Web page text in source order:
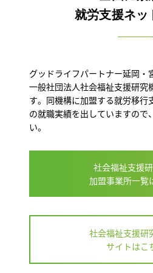
就労支援ネッ
グッドライフパートナー延岡・
一般社団法人社会福祉支援研究
す。同機構に加盟する就労移行
の就職実績を出していますので
い。
社会福祉支援
加盟事業所一覧
社会福祉支援研
サイトはこ